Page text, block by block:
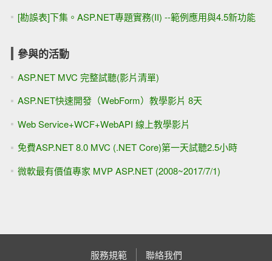
[勘誤表]下集。ASP.NET專題實務(II) --範例應用與4.5新功能
參與的活動
ASP.NET MVC 完整試聽(影片清單)
ASP.NET快速開發（WebForm）教學影片 8天
Web Service+WCF+WebAPI 線上教學影片
免費ASP.NET 8.0 MVC (.NET Core)第一天試聽2.5小時
微軟最有價值專家 MVP ASP.NET (2008~2017/7/1)
服務規範 聯絡我們